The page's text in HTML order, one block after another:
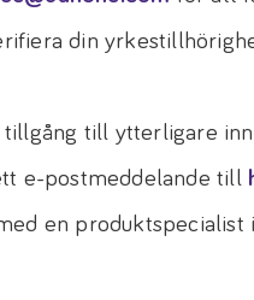
din
till ytterligare
e-postmeddelande till
en